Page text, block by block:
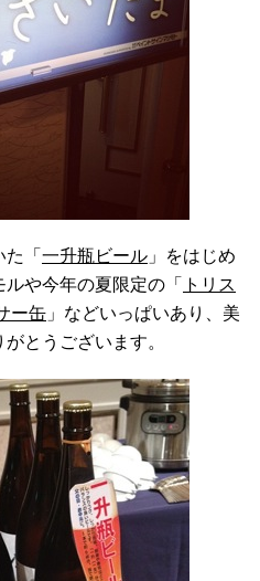
「 一升瓶ビール 」をはじめ
や今年の夏限定の「
トリス
ー缶 」などいっぱいあり、美
とうございます。